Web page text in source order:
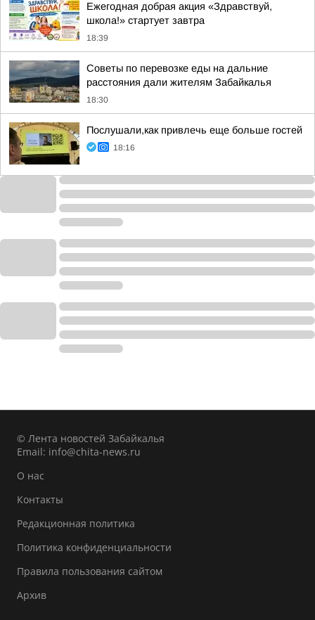
Ежегодная добрая акция «Здравствуй,
школа!» стартует завтра
18:39
Советы по перевозке еды на дальние
расстояния дали жителям Забайкалья
18:30
Послушали,как привлечь еще больше гостей
18:16
© Лента новостей Забайкалья
Email: info@chita-news.ru
О нас
Контакты
Редакционная политика
Политика конфиденциальности
Правила пользования сайтом
Архив